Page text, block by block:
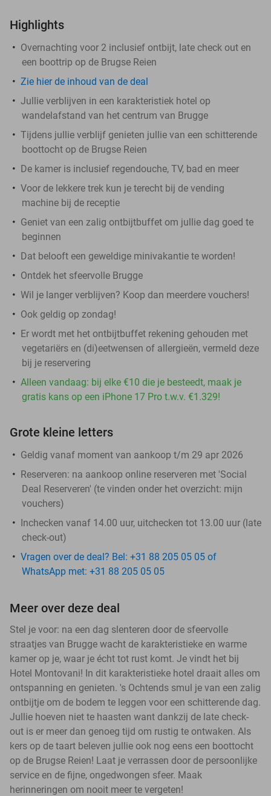
Highlights
Overnachting voor 2 inclusief ontbijt, late check out en
een boottrip op de Brugse Reien
Zie hier de inhoud van de deal
Jullie verblijven in een karakteristiek hotel op
wandelafstand van het centrum van Brugge
Tijdens jullie verblijf genieten jullie van een schitterende
boottocht op de Brugse Reien
De kamer is inclusief regendouche, TV, bad en meer
Voor de lekkere trek kun je terecht bij de vending
machine bij de receptie
Geniet van een zalig ontbijtbuffet om jullie dag goed te
beginnen
Dat belooft een geweldige minivakantie te worden!
Ontdek het sfeervolle Brugge
Wil je langer verblijven? Koop dan meerdere vouchers!
Ook geldig op zondag!
Er wordt met het ontbijtbuffet rekening gehouden met
vegetariërs en (di)eetwensen of allergieën, vermeld deze
bij je reservering
Alleen vandaag: bij elke €10 die je besteedt, maak je
gratis kans op een iPhone 17 Pro t.w.v. €1.329!
Grote kleine letters
Geldig vanaf moment van aankoop t/m 29 apr 2026
Reserveren: na aankoop online reserveren met 'Social
Deal Reserveren' (te vinden onder het overzicht: mijn
vouchers)
Inchecken vanaf 14.00 uur, uitchecken tot 13.00 uur (late
check-out)
Vragen over de deal? Bel: +31 88 205 05 05 of
WhatsApp met: +31 88 205 05 05
Meer over deze deal
Stel je voor: na een dag slenteren door de sfeervolle
straatjes van Brugge wacht de karakteristieke en warme
kamer op je, waar je écht tot rust komt. Je vindt het bij
Hotel Montovani! In dit karakteristieke hotel draait alles om
ontspanning en genieten. 's Ochtends smul je van een zalig
ontbijtje om de bodem te leggen voor een schitterende dag.
Jullie hoeven niet te haasten want dankzij de late check-
out is er meer dan genoeg tijd om rustig te ontwaken. Als
kers op de taart beleven jullie ook nog eens een boottocht
op de Brugse Reien! Laat je verrassen door de persoonlijke
service en de fijne, ongedwongen sfeer. Maak
herinneringen om nooit meer te vergeten!